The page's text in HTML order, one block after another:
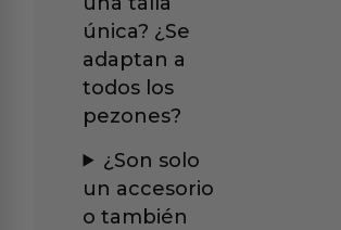
única? ¿Se
adaptan a
todos los
pezones?
¿Son solo
un accesorio
o también